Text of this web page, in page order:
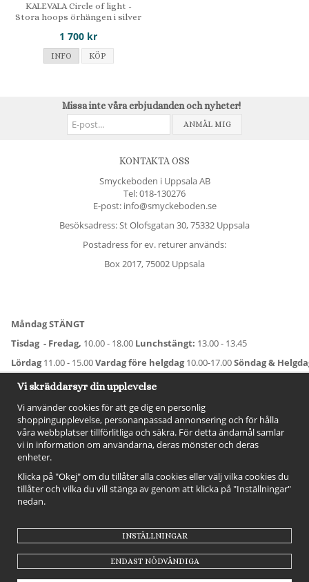
KALEVALA Circle of light -
Stora hoops örhängen i silver
1 700 kr
INFO KÖP
Missa inte våra erbjudanden och nyheter!
ANMÄL MIG
KONTAKTA OSS
Smyckeboden i Uppsala AB
Tel:018-130276
E-post: info@smyckeboden.se
Besöksadress: St Olofsgatan 30, 75332 Uppsala
Postadress för ev. returer används:
Box 2017, 75002 Uppsala
Måndag STÄNGT
Tisdag - Fredag, 10.00 - 18.00 Lunchstängt: 13.00 - 13.45
Lördag11.00 - 15.00Vardag före helgdag10.00-17.00Söndag &
För avvikande öppettider:Titta här
Vi skräddarsyr din upplevelse
Vi använder cookies för att ge dig en personlig
shoppingupplevelse, personanpassad annonsering och för hålla
våra webbplatser tillförlitliga och säkra. För detta ändamål samlar
vi in information om användarna, deras mönster och deras
enheter.
Klicka på "Okej" om du tillåter alla cookies eller välj vilka cookies du
tillåter och vilka du vill stänga av genom att klicka på "Inställningar"
nedan.
INSTÄLLNINGAR
ENDAST NÖDVÄNDIGA